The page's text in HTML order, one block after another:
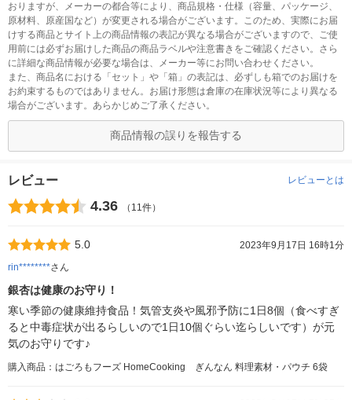
おりますが、メーカーの都合等により、商品規格・仕様（容量、パッケージ、
原材料、原産国など）が変更される場合がございます。このため、実際にお届
けする商品とサイト上の商品情報の表記が異なる場合がございますので、ご使
用前には必ずお届けした商品の商品ラベルや注意書きをご確認ください。さら
に詳細な商品情報が必要な場合は、メーカー等にお問い合わせください。
また、商品名における「セット」や「箱」の表記は、必ずしも箱でのお届けを
お約束するものではありません。お届け形態は倉庫の在庫状況等により異なる
場合がございます。あらかじめご了承ください。
商品情報の誤りを報告する
レビュー レビューとは
4.36 （11件）
5.0
2023年9月17日 16時1分
rin********さん
銀杏は健康のお守り！
寒い季節の健康維持食品！気管支炎や風邪予防に1日8個（食べすぎ
ると中毒症状が出るらしいので1日10個ぐらい迄らしいです）が元
気のお守りです♪
購入商品：はごろもフーズ HomeCooking ぎんなん 料理素材・パウチ 6袋